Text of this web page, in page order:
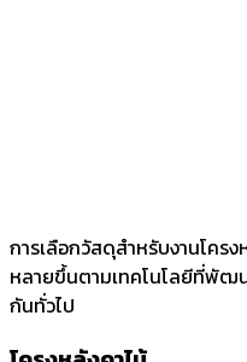
การเลือกวัสดุสำหรับงานโคร
หลายขึ้นตามเทคโนโลยีที่พัฒน
กันทั่วไป